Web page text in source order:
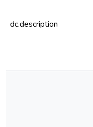
dc.description